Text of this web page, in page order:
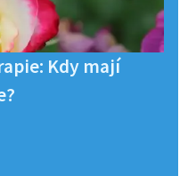
Kdy mají